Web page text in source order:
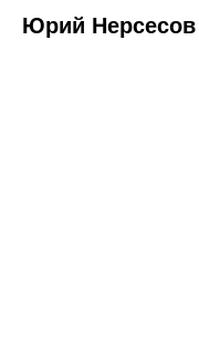
Юрий Нерсесов